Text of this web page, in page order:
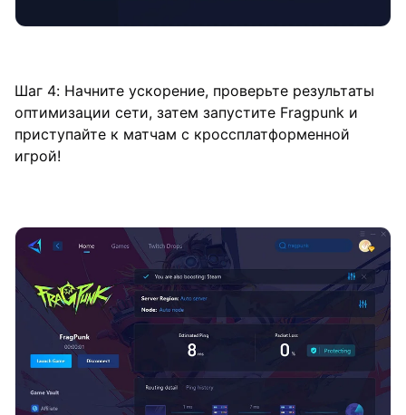
Шаг 4: Начните ускорение, проверьте результаты
оптимизации сети, затем запустите Fragpunk и
приступайте к матчам с кроссплатформенной
игрой!